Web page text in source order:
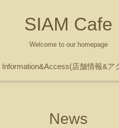
SIAM Cafe
Welcome to our homepage
Information&Access(店舗情報&ア
News